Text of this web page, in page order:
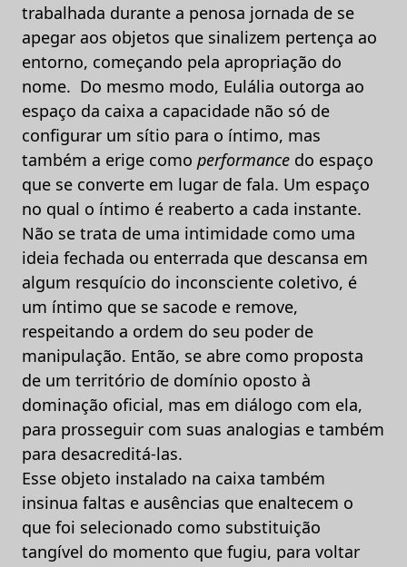
trabalhada durante a penosa jornada de se
apegar aos objetos que sinalizem pertença ao
entorno, começando pela apropriação do
nome. Do mesmo modo, Eulália outorga ao
espaço da caixa a capacidade não só de
configurar um sítio para o íntimo, mas
também a erige como performance do espaço
que se converte em lugar de fala. Um espaço
no qual o íntimo é reaberto a cada instante.
Não se trata de uma intimidade como uma
ideia fechada ou enterrada que descansa em
algum resquício do inconsciente coletivo, é
um íntimo que se sacode e remove,
respeitando a ordem do seu poder de
manipulação. Então, se abre como proposta
de um território de domínio oposto à
dominação oficial, mas em diálogo com ela,
para prosseguir com suas analogias e também
para desacreditá-las.
Esse objeto instalado na caixa também
insinua faltas e ausências que enaltecem o
que foi selecionado como substituição
tangível do momento que fugiu, para voltar